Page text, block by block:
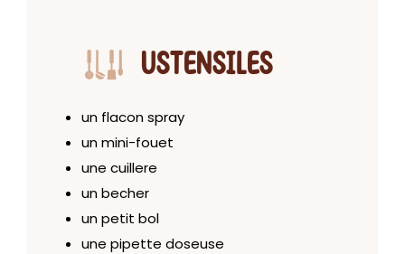
USTENSILES
un flacon spray
un mini-fouet
une cuillere
un becher
un petit bol
une pipette doseuse